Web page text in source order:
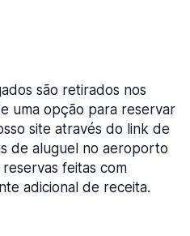
são retirados nos
uma opção para reservar
site através do link de
de aluguel no aeroporto
feitas com
adicional de receita.